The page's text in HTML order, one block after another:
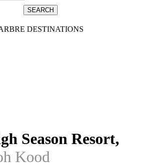
DESTINATIONS
Season Resort,
Kood